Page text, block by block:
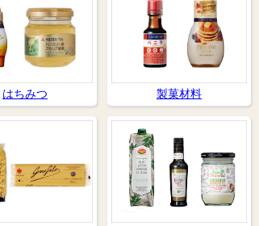
はちみつ 製菓材料